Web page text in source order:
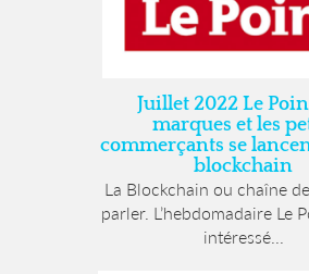
Juillet 2022 Le
marques et les
commerçants se
blockchain
La Blockchain ou chaîne
parler. L’hebdomadaire Le
intéressé...